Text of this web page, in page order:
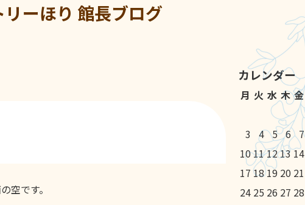
リーほり 館長ブログ
空です。
カレンダー
月 火 水 木 金
3 4 5 6 7
1011121314
17 18 19 20 21
24 25 26 27 28